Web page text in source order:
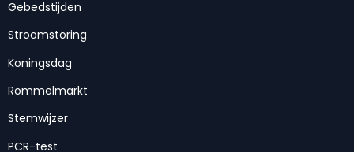
Gebedstijden
Stroomstoring
Koningsdag
Rommelmarkt
Stemwijzer
PCR-test